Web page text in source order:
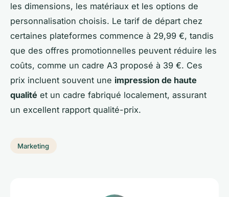
les dimensions, les matériaux et les options de
personnalisation choisis. Le tarif de départ chez
certaines plateformes commence à 29,99 €, tandis
que des offres promotionnelles peuvent réduire les
coûts, comme un cadre A3 proposé à 39 €. Ces
prix incluent souvent une impression de haute
qualité et un cadre fabriqué localement, assurant
un excellent rapport qualité-prix.
Marketing